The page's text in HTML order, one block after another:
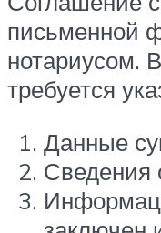
письменной
нотариусом.
требуется
Данные
Сведения